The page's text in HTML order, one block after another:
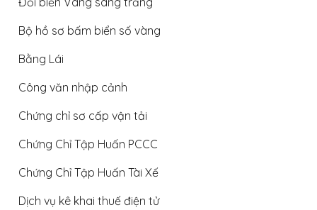
Bộ hồ sơ bấm biển số vàng
Bằng Lái
Công văn nhập cảnh
Chứng chỉ sơ cấp vận tải
Chứng Chỉ Tập Huấn PCCC
Chứng Chỉ Tập Huấn Tài Xế
Dịch vụ kê khai thuế điện tử